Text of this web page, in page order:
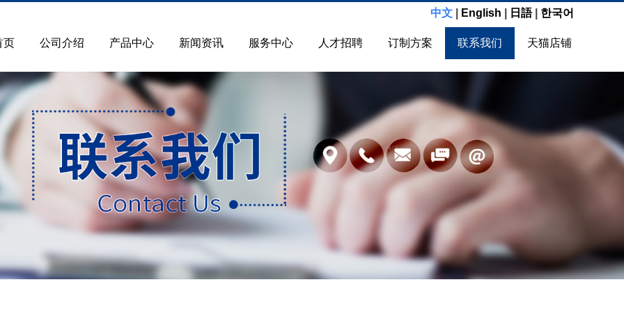
中文 English 日語| 한국어
页 公司介绍 产品中心 新闻资讯 服务中心 人才招聘 订制方案 联系我们 天猫店铺